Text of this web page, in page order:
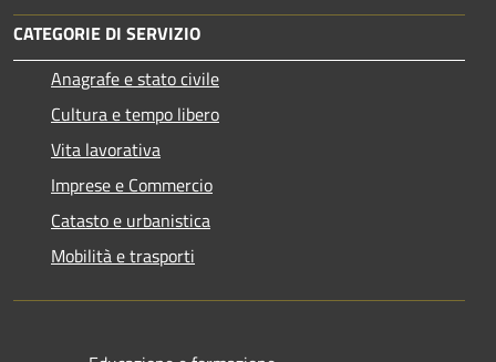
CATEGORIE DI SERVIZIO
Anagrafe e stato civile
Cultura e tempo libero
Vita lavorativa
Imprese e Commercio
Catasto e urbanistica
Mobilità e trasporti